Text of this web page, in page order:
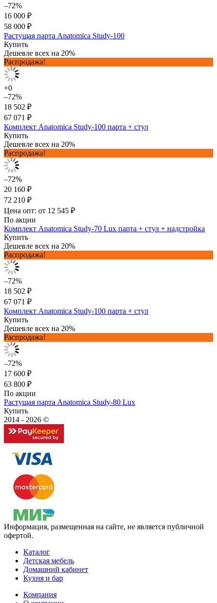
–72%
16 000 ₽
58 000 ₽
Растущая парта Anatomica Study-100
Купить
Дешевле всех на 20%
Распродажа!
+0
–72%
18 502 ₽
67 071 ₽
Комплект Anatomica Study-100 парта + стул
Купить
Дешевле всех на 20%
Распродажа!
–72%
20 160 ₽
72 210 ₽
Цена опт: от 12 545 ₽
По акции
Комплект Anatomica Study-70 Lux парта + стул + надстройка
Купить
Дешевле всех на 20%
Распродажа!
–72%
18 502 ₽
67 071 ₽
Комплект Anatomica Study-100 парта + стул
Купить
Дешевле всех на 20%
Распродажа!
–72%
17 600 ₽
63 800 ₽
По акции
Растущая парта Anatomica Study-80 Lux
Купить
2014 - 2026 ©
Информация, размещенная на сайте, не является публичной
офертой.
Каталог
Детская мебель
Домашний кабинет
Кухня и бар
Компания